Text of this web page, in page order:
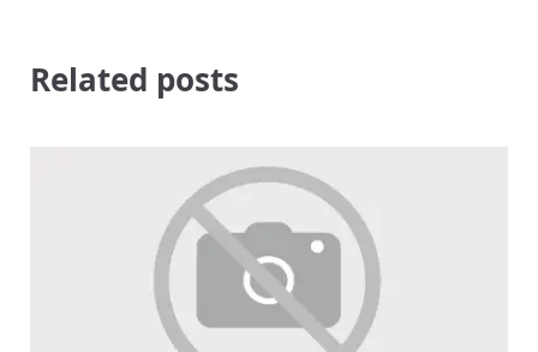
Related posts